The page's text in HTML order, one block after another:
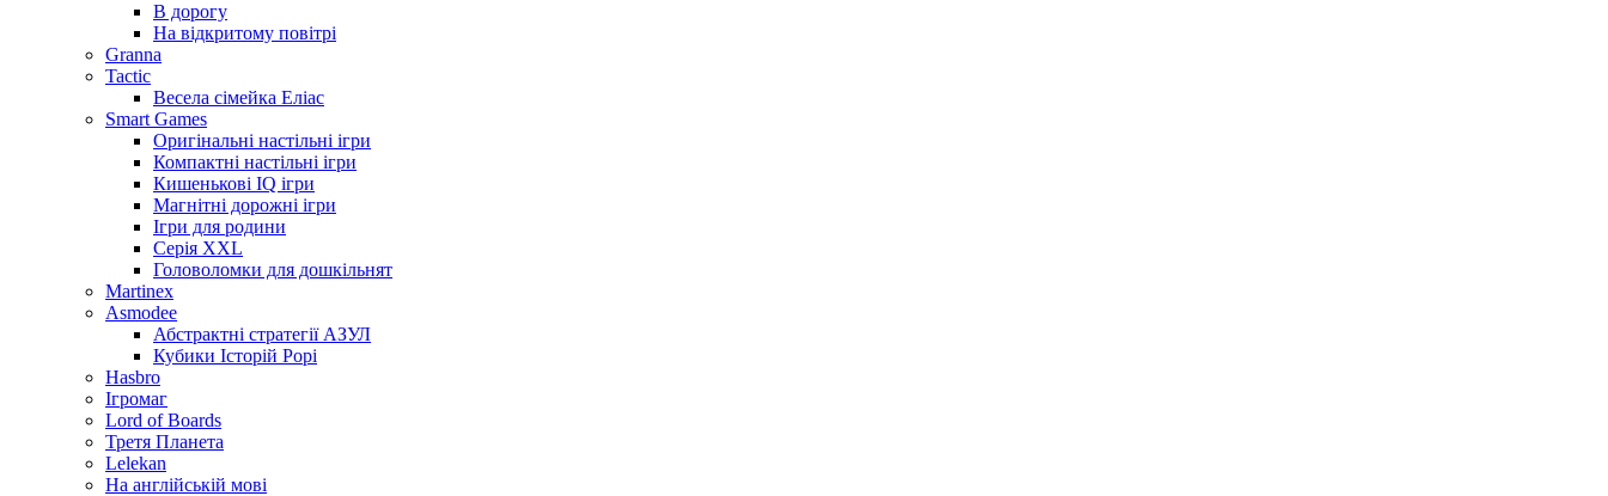
В дорогу
На відкритому повітрі
Granna
Tactic
Весела сімейка Еліас
Smart Games
Оригінальні настільні ігри
Компактні настільні ігри
Кишенькові IQ ігри
Магнітні дорожні ігри
Ігри для родини
Серія XXL
Головоломки для дошкільнят
Martinex
Asmodee
Абстрактні стратегії АЗУЛ
Кубики Історій Рорі
Hasbro
Ігромаг
Lord of Boards
Третя Планета
Lelekan
На англійській мові